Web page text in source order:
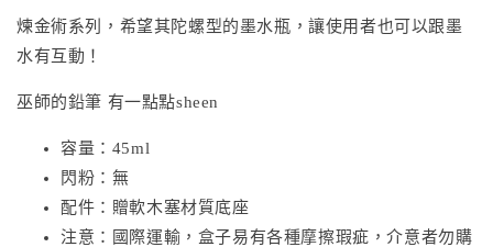
煉金術系列，希望其陀螺型的墨水瓶，讓使用者也可以跟墨
水有互動！
巫師的鉛筆 有一點點sheen
容量：45ml
閃粉：無
配件：贈軟木塞材質底座
注意：國際運輸，盒子易有各種摩擦瑕疵，介意者勿購